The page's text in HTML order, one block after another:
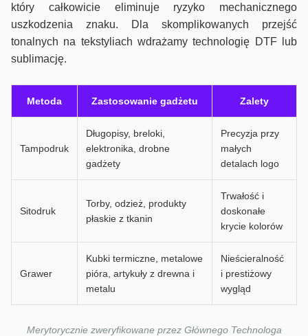
który całkowicie eliminuje ryzyko mechanicznego
uszkodzenia znaku. Dla skomplikowanych przejść
tonalnych na tekstyliach wdrażamy technologię DTF lub
sublimację.
Metoda Zastosowanie gadżetu Zalety
Tampodruk
Długopisy, breloki,
elektronika, drobne
gadżety
Precyzja przy
małych
detalach logo
Sitodruk
Torby, odzież, produkty
płaskie z tkanin
Trwałość i
doskonałe
krycie kolorów
Grawer
Kubki termiczne, metalowe
pióra, artykuły z drewna i
metalu
Nieścieralność
i prestiżowy
wygląd
Merytorycznie zweryfikowane przez Głównego Technologa